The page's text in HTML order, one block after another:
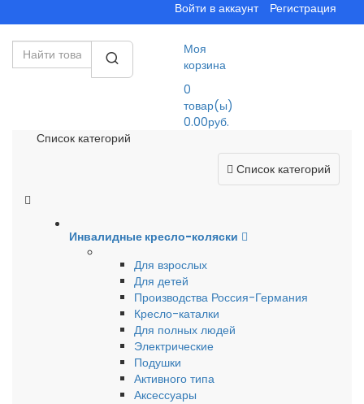
Войти в аккаунт Регистрация
Моя
корзина
0
товар(ы)
0.00руб.
Список категорий
Список категорий
Инвалидные кресло-коляски
Для взрослых
Для детей
Производства Россия-Германия
Кресло-каталки
Для полных людей
Электрические
Подушки
Активного типа
Аксессуары